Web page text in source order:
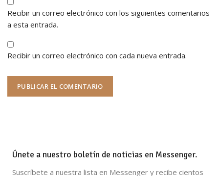
Recibir un correo electrónico con los siguientes comentarios
a esta entrada.
Recibir un correo electrónico con cada nueva entrada.
Únete a nuestro boletín de noticias en Messenger.
Suscríbete a nuestra lista en Messenger y recibe cientos